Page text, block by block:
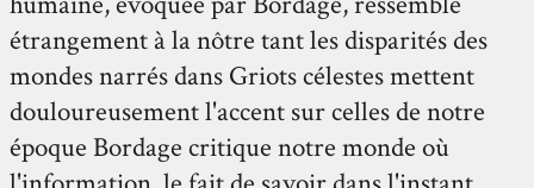
étrangement à la nôtre tant les disparités des
mondes narrés dans Griots célestes mettent
douloureusement l'accent sur celles de notre
époque Bordage critique notre monde où